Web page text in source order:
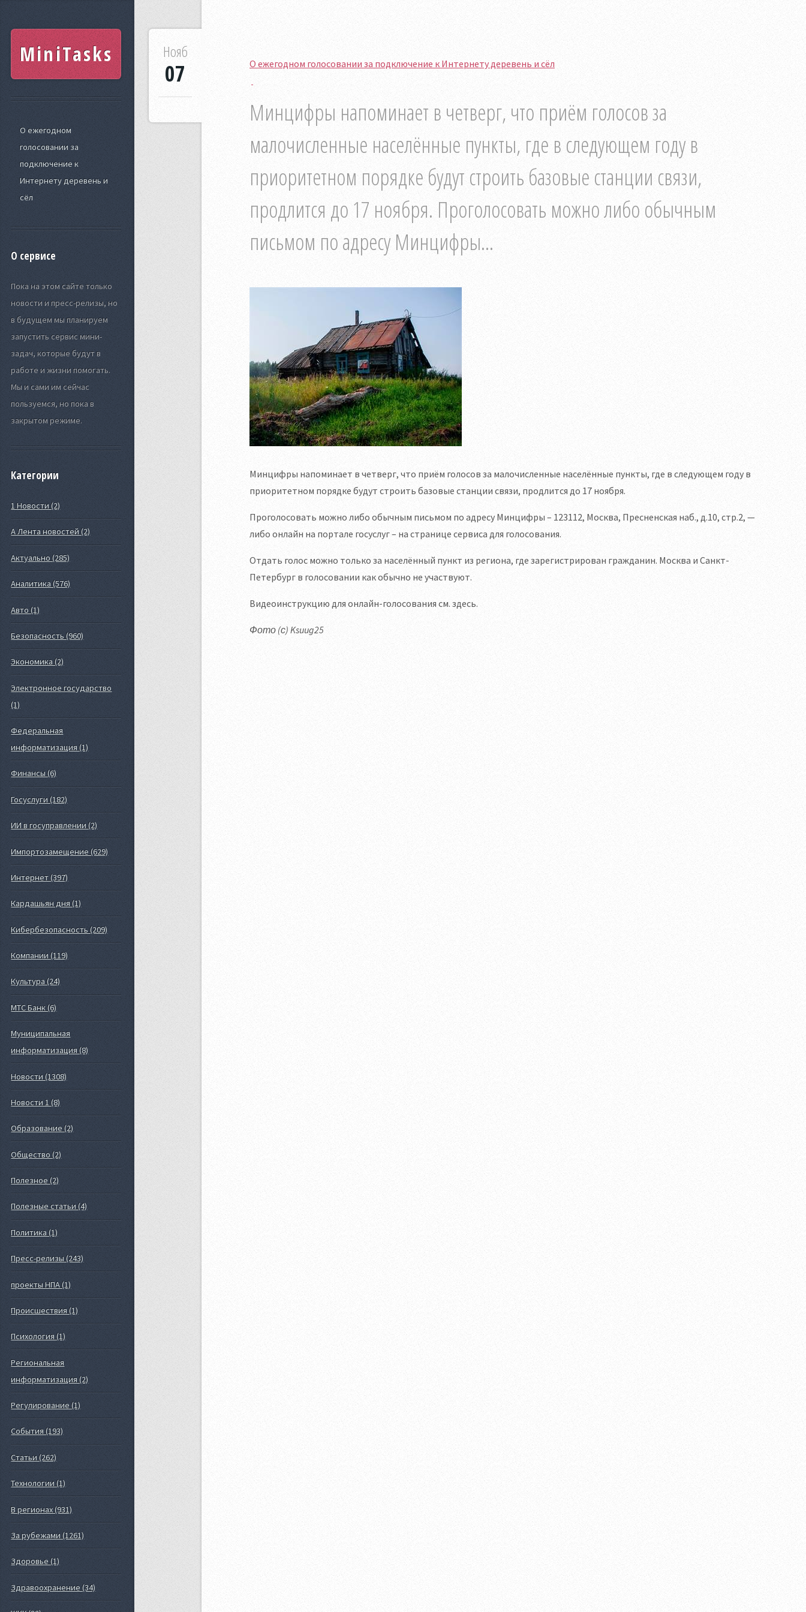
MiniTasks
О ежегодном
голосовании за
подключение к
Интернету деревень и
сёл
О сервисе
Пока на этом сайте только
новости и пресс-релизы, но
в будущем мы планируем
запустить сервис мини-
задач, которые будут в
работе и жизни помогать.
Мы и сами им сейчас
пользуемся, но пока в
закрытом режиме.
Категории
1 Новости (2)
А Лента новостей (2)
Актуально (285)
Аналитика (576)
Авто (1)
Безопасность (960)
Экономика (2)
Электронное государство
(1)
Федеральная
информатизация (1)
Финансы (6)
Госуслуги (182)
ИИ в госуправлении (2)
Импортозамещение (629)
Интернет (397)
Кардашьян дня (1)
Кибербезопасность (209)
Компании (119)
Культура (24)
МТС Банк (6)
Муниципальная
информатизация (8)
Новости (1308)
Новости 1 (8)
Образование (2)
Общество (2)
Полезное (2)
Полезные статьи (4)
Политика (1)
Пресс-релизы (243)
проекты НПА (1)
Происшествия (1)
Психология (1)
Региональная
информатизация (2)
Регулирование (1)
События (193)
Статьи (262)
Технологии (1)
В регионах (931)
За рубежами (1261)
Здоровье (1)
Здравоохранение (34)
О ежегодном голосовании за подключение к Интернету деревень и сёл
Минцифры напоминает в четверг, что приём голосов за
малочисленные населённые пункты, где в следующем году в
приоритетном порядке будут строить базовые станции связи,
продлится до 17 ноября. Проголосовать можно либо обычным
письмом по адресу Минцифры...
Нояб
07
Минцифры напоминает в четверг, что приём голосов за малочисленные населённые пункты, где в следующем году в
приоритетном порядке будут строить базовые станции связи, продлится до 17 ноября.
Проголосовать можно либо обычным письмом по адресу Минцифры – 123112, Москва, Пресненская наб., д.10, стр.2, —
либо онлайн на портале госуслуг – на странице сервиса для голосования.
Отдать голос можно только за населённый пункт из региона, где зарегистрирован гражданин. Москва и Санкт-
Петербург в голосовании как обычно не участвуют.
Видеоинструкцию для онлайн-голосования см. здесь.
Фото (с) Ksuug25